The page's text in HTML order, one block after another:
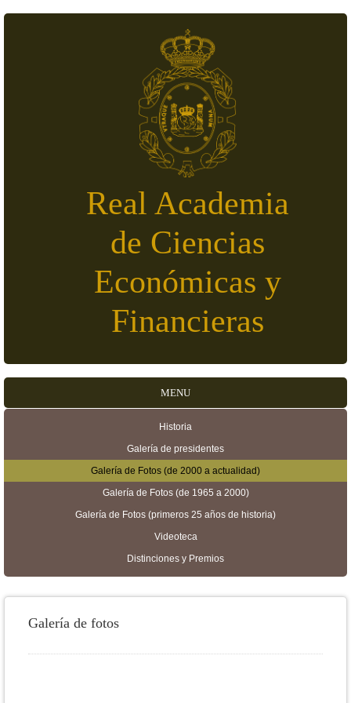
Real Academia
de Ciencias
Económicas y
Financieras
MENU
Historia
Galería de presidentes
Galería de Fotos (de 2000 a actualidad)
Galería de Fotos (de 1965 a 2000)
Galería de Fotos (primeros 25 años de historia)
Videoteca
Distinciones y Premios
Galería de fotos